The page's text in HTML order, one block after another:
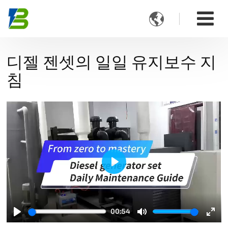

디젤 젠셋의 일일 유지보수 지
침
Play
00:54
Mute
Play